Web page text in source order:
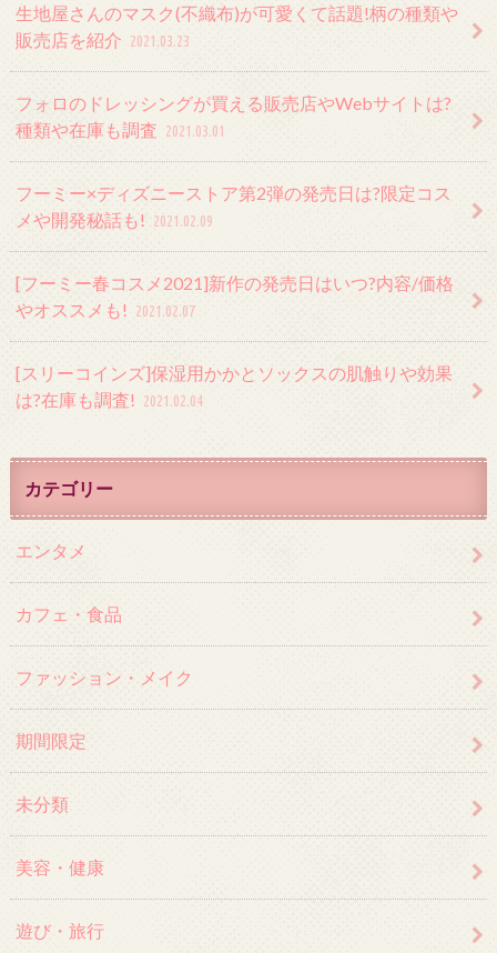
生地屋さんのマスク(不織布)が可愛くて話題!柄の種類や
販売店を紹介 2021.03.23
フォロのドレッシングが買える販売店やWebサイトは?
種類や在庫も調査 2021.03.01
フーミー×ディズニーストア第2弾の発売日は?限定コス
メや開発秘話も!
2021.02.09
[フーミー春コスメ2021]新作の発売日はいつ?内容/価格
やオススメも!
2021.02.07
[スリーコインズ]保湿用かかとソックスの肌触りや効果
は?在庫も調査!
2021.02.04
カテゴリー
エンタメ
カフェ・食品
ファッション・メイク
期間限定
未分類
美容・健康
遊び・旅行